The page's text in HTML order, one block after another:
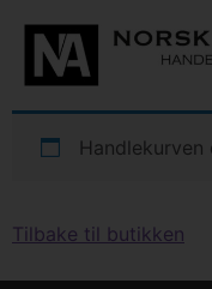
Handlekurven
Tilbake til butikken